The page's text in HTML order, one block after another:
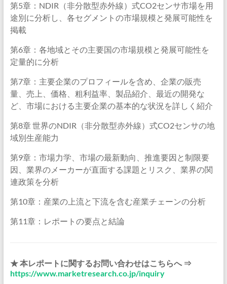
第5章：NDIR（非分散型赤外線）式CO2センサ市場を用
途別に分析し、各セグメントの市場規模と発展可能性を
掲載
第6章：各地域とその主要国の市場規模と発展可能性を
定量的に分析
第7章：主要企業のプロフィールを含め、企業の販売
量、売上、価格、粗利益率、製品紹介、最近の開発な
ど、市場における主要企業の基本的な状況を詳しく紹介
第8章 世界のNDIR（非分散型赤外線）式CO2センサの地
域別生産能力
第9章：市場力学、市場の最新動向、推進要因と制限要
因、業界のメーカーが直面する課題とリスク、業界の関
連政策を分析
第10章：産業の上流と下流を含む産業チェーンの分析
第11章：レポートの要点と結論
★ 本レポートに関するお問い合わせはこちらへ ⇒
https://www.marketresearch.co.jp/inquiry